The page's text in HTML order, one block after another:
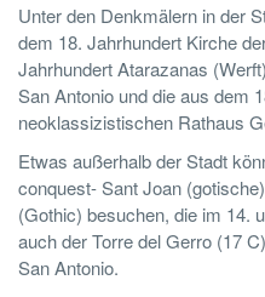
Unter den Denkmälern in der
dem 18. Jahrhundert Kirche
Jahrhundert Atarazanas
San Antonio und die aus dem
neoklassizistischen Rathaus
Etwas außerhalb der Stadt
conquest- Sant Joan
(Gothic) besuchen, die im 14.
auch der Torre del Gerro (17
San Antonio.